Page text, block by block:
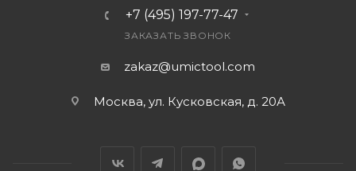
+7 (495) 197-77-47
ЗАКАЗАТЬ ЗВОНОК
zakaz@umictool.com
Москва, ул. Кусковская, д. 20А